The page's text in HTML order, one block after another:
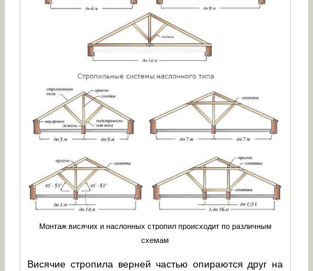
Монтаж висячих и наслонных стропил происходит по различным
схемам
Висячие стропила верней частью опираются друг на